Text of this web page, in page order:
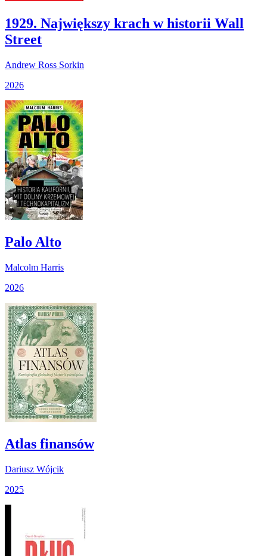
1929. Największy krach w historii Wall
Street
Andrew Ross Sorkin
2026
Palo Alto
Malcolm Harris
2026
Atlas finansów
Dariusz Wójcik
2025